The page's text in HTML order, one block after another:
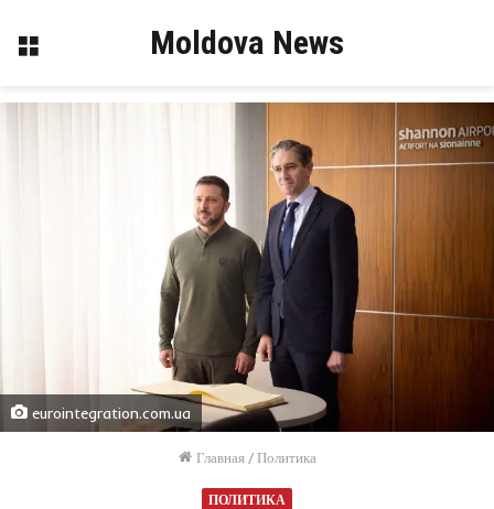
Меню Moldova News
eurointegration.com.ua
Главная / Политика
ПОЛИТИКА